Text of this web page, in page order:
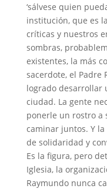
‘sálvese quien
institución, que es
críticas y nuestros
sombras,
existentes, la más
sacerdote, el Padre
logrado desarrollar
ciudad. La gente
ponerle un rostro a
caminar juntos. Y
de solidaridad y
Es la figura, pero
Iglesia, la
Raymundo nunca